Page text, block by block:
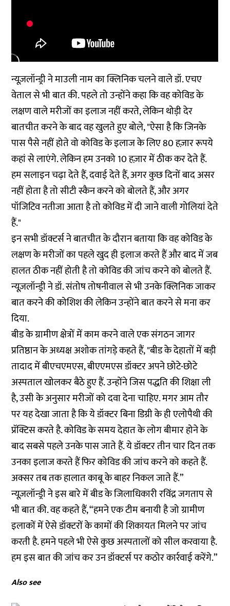
न्यूज़लॉन्ड्री ने माउली नाम का क्लिनिक चलने वाले डॉ. एचए
वेताल से भी बात की. पहले तो उन्होंने कहा कि वह कोविड के
लक्षण वाले मरीजों का इलाज नहीं करते, लेकिन थोड़ी देर
बातचीत करने के बाद वह खुलते हुए बोले, "ऐसा है कि जिनके
पास पैसे नहीं होते वो कोविड के इलाज के लिए 80 हज़ार रूपये
कहां से लाएंगे. लेकिन हम उनको 10 हज़ार में ठीक कर देते हैं.
हम सलाइन चढ़ा देते हैं, दवाई देते हैं, अगर कुछ दिनों बाद असर
नहीं होता है तो सीटी स्कैन करने को बोलते हैं, और अगर
पॉजिटिव नतीजा आता है तो कोविड में दी जाने वाली गोलियां देते
हैं."
इन सभी डॉक्टर्स ने बातचीत के दौरान बताया कि वह कोविड के
लक्षण के मरीजों का पहले खुद ही इलाज करते हैं और बाद में जब
हालत ठीक नहीं होती है तो कोविड की जांच करने को बोलते हैं.
न्यूज़लॉन्ड्री ने डॉ. संतोष तोषनीवाल से भी उनके क्लिनिक जाकर
बात करने की कोशिश की लेकिन उन्होंने बात करने से मना कर
दिया.
बीड के ग्रामीण क्षेत्रों में काम करने वाले एक संगठन जागर
प्रतिष्ठान के अध्यक्ष अशोक तांगड़े कहते हैं, "बीड के देहातों में बड़ी
तादाद में बीएचएमएस, बीएएमएस डॉक्टर अपने छोटे-छोटे
अस्पताल खोलकर बैठे हुए हैं. उन्होंने जिस पद्धति की शिक्षा ली
है, उसी के अनुसार मरीजों को दवा देना चाहिए. मगर आम तौर
पर यह देखा जाता है कि ये डॉक्टर बिना डिग्री के ही एलोपैथी की
प्रॅक्टिस करते है. कोविड के समय देहात के लोग बीमार होने के
बाद सबसे पहले उनके पास जाते हैं. ये डॉक्टर तीन चार दिन तक
उनका इलाज करते हैं फिर कोविड की जांच करने को कहते हैं.
अक्सर तब तक हालात काबू के बाहर निकल जाते हैं.”
न्यूज़लॉन्ड्री ने इस बारे में बीड के जिलाधिकारी रविंद्र जगताप से
भी बात की. वह कहते हैं, “हमने एक टीम बनायी है जो ग्रामीण
इलाकों में ऐसे डॉक्टरों के कामों की शिकायत मिलने पर जांच
करती है. हमने पहले भी ऐसे कुछ अस्पतालों को सील करवाया है.
हम इस बात की जांच कर उन डॉक्टर्स पर कठोर कार्रवाई करेंगे.”
Also see